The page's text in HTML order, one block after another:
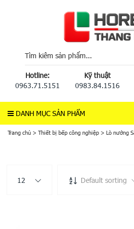
Hotline:
0963.71.5151
Kỹ thuật
0983.84.1516
DANH MỤC SẢN PHẨM
Trang chủ > Thiết bị bếp công nghiệp > Lò nướng
12 Default sorting